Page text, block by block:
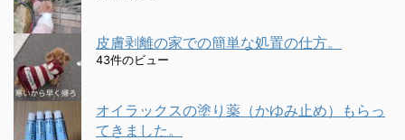
皮膚剥離の家での簡単な処置の仕方。
43件のビュー
オイラックスの塗り薬（かゆみ止め）もらっ
てきました。